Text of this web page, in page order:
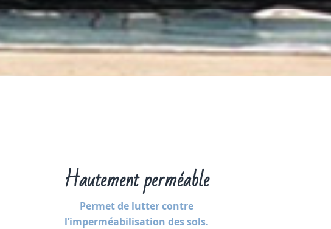
Hautement perméable
Permet de lutter contre
l’imperméabilisation des sols.